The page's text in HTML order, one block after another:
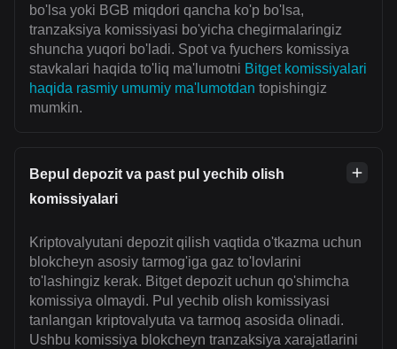
bo'lsa yoki BGB miqdori qancha ko'p bo'lsa,
tranzaksiya komissiyasi bo'yicha chegirmalaringiz
shuncha yuqori bo'ladi. Spot va fyuchers komissiya
stavkalari haqida to'liq ma'lumotni Bitget komissiyalari
haqida rasmiy umumiy ma'lumotdan topishingiz
mumkin.
Bepul depozit va past pul yechib olish
komissiyalari
Kriptovalyutani depozit qilish vaqtida o'tkazma uchun
blokcheyn asosiy tarmog'iga gaz to'lovlarini
to'lashingiz kerak. Bitget depozit uchun qo'shimcha
komissiya olmaydi. Pul yechib olish komissiyasi
tanlangan kriptovalyuta va tarmoq asosida olinadi.
Ushbu komissiya blokcheyn tranzaksiya xarajatlarini